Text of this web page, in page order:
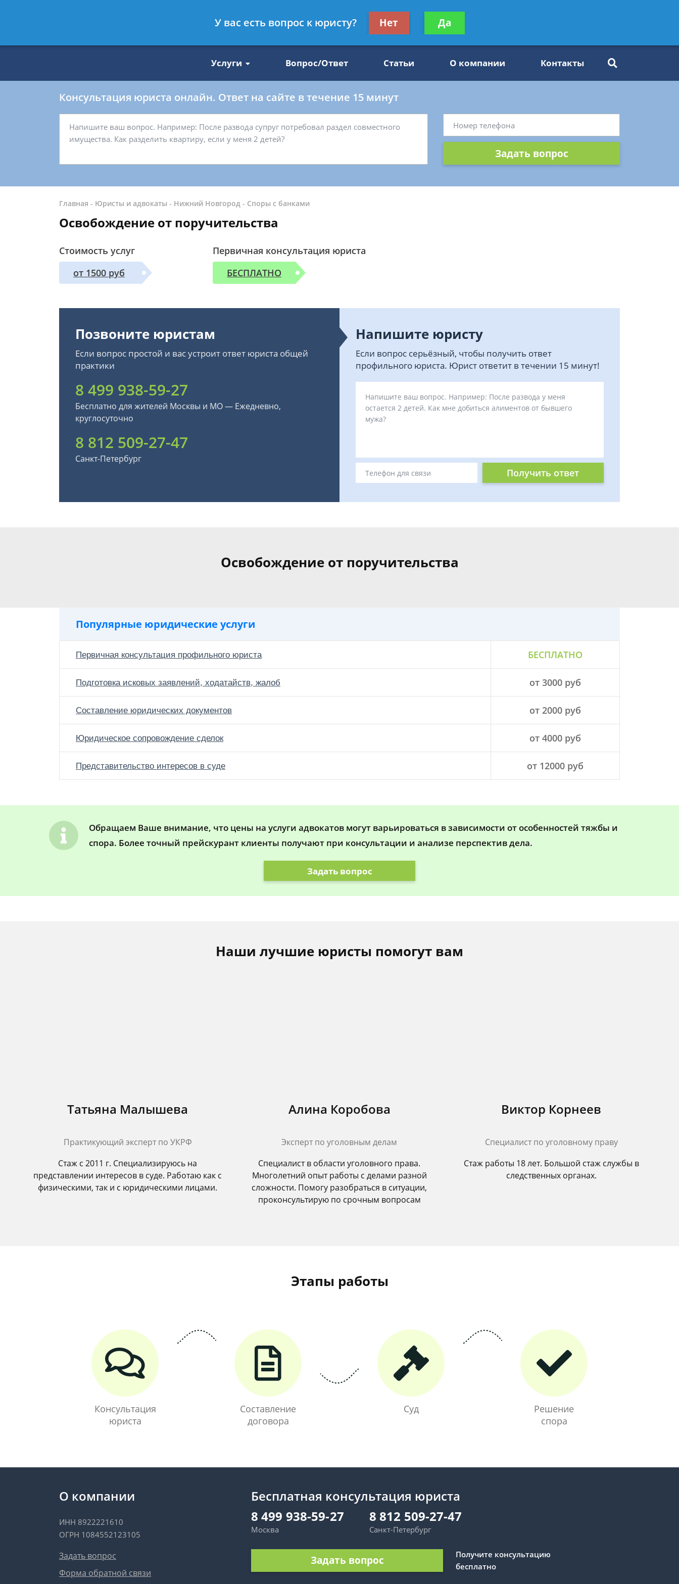
8 812 509-27-47
Получите консультацию
бесплатно
Услуги Вопрос/Ответ Статьи О компании Контакты
Консультация юриста онлайн. Ответ на сайте в течение 15 минут
Задать вопрос
Главная - Юристы и адвокаты - Нижний Новгород - Споры с банками
Освобождение от поручительства
Стоимость услуг
от 1500 руб
Первичная консультация юриста
БЕСПЛАТНО
Позвоните юристам
Если вопрос простой и вас устроит ответ юриста общей
практики
8 499 938-59-27
Бесплатно для жителей Москвы и МО — Ежедневно,
круглосуточно
8 812 509-27-47
Санкт-Петербург
Напишите юристу
Если вопрос серьёзный, чтобы получить ответ
профильного юриста. Юрист ответит в течении 15 минут!
Получить ответ
Освобождение от поручительства
Популярные юридические услуги
Первичная консультация профильного юриста БЕСПЛАТНО
Подготовка исковых заявлений, ходатайств, жалоб от 3000 руб
Составление юридических документов от 2000 руб
Юридическое сопровождение сделок от 4000 руб
Представительство интересов в суде от 12000 руб
Обращаем Ваше внимание, что цены на услуги адвокатов могут варьироваться в зависимости от особенностей тяжбы и
спора. Более точный прейскурант клиенты получают при консультации и анализе перспектив дела.
Задать вопрос
Наши лучшие юристы помогут вам
Татьяна Малышева
Практикующий эксперт по УКРФ
Стаж с 2011 г. Специализируюсь на
представлении интересов в суде. Работаю как с
физическими, так и с юридическими лицами.
Алина Коробова
Эксперт по уголовным делам
Специалист в области уголовного права.
Многолетний опыт работы с делами разной
сложности. Помогу разобраться в ситуации,
проконсультирую по срочным вопросам
Виктор Корнеев
Cпециалист по уголовному праву
Стаж работы 18 лет. Большой стаж службы в
следственных органах.
Этапы работы
Консультация
юриста
Составление
договора
Суд
Решение
спора
О компании
ИНН 8922221610
ОГРН 1084552123105
Задать вопрос
Форма обратной связи
Бесплатная консультация юриста
8 499 938-59-27
Москва
8 812 509-27-47
Санкт-Петербург
Задать вопрос
Получите консультацию
бесплатно
У вас есть вопрос к юристу? Нет Да